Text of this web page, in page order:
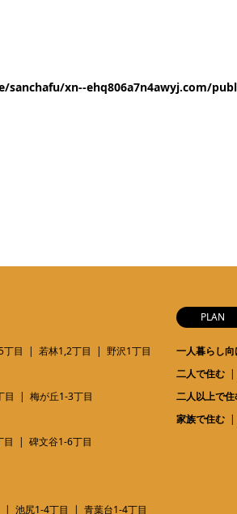
sanchafu/xn--ehq806a7n4awyj.com/
丁目 若林1,2丁目
野沢1丁目
目
梅が丘1-3丁目
目
碑文谷1-6丁目
池尻1-4丁目 青葉台1-4丁目
PLAN
一人暮らし向
二人で住む
二人以上で住
家族で住む